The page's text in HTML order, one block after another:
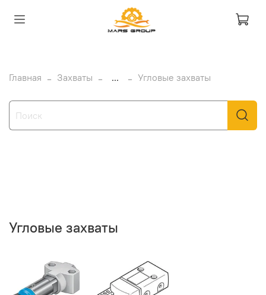
Главная Захваты ... Угловые захваты
Угловые захваты